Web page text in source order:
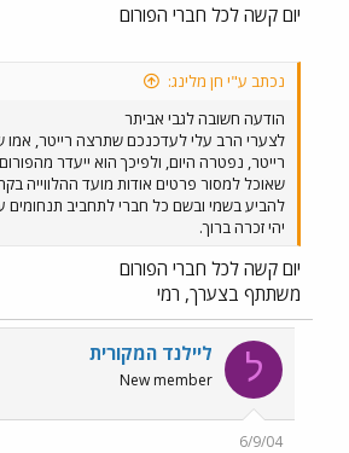
יום קשה לכל חברי הפורום
נכתב ע"י חן מלינג:
הודעה חשובה לגבי אביתר
לצערי הרב עלי לעדכנכם שתרצה רייטר, אמו
רייטר, נפטרה היום, ולפיכך הוא ייעדר
שאוכל למסור פרטים אודות מועד ההלווייה
להביע בשמי ובשם כל חברי לתחביב תנחומים
יהי זכרה ברוך.
יום קשה לכל חברי הפורום
משתתף בצערך, רמי
ל ליילנד המקורית
New member
6/9/04